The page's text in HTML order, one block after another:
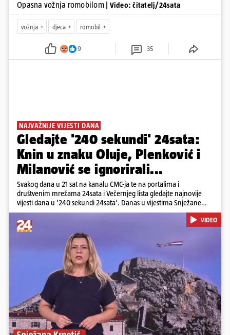
Opasna vožnja romobilom | Video: čitatelj/24sata
vožnja djeca romobil
9 35
NAJVAŽNIJE VIJESTI DANA
Gledajte '240 sekundi' 24sata:
Knin u znaku Oluje, Plenković i
Milanović se ignorirali...
Svakog dana u 21 sat na kanalu CMC-ja te na portalima i
društvenim mrežama 24sata i Večernjeg lista gledajte najnovije
vijesti dana u '240 sekundi 24sata'. Danas u vijestima Snježane
Krnetić: Hrvatska je obilježila 31. obljetnicu Oluje, a pažnju je
privuklo ignoriranje predsjednika Zorana Milanovića i premijera
Andreja Plenkovića u Kninu. Donosimo i detalje o većim
braniteljskim mirovinama, apelu obitelji Hrvata u komi u Irskoj,
upozorenjima nakon nove tragedije na električnom romobilu te
smanjenju proizvodnje u nuklearnoj elektrani Krško.
Pokretanje videa...
VIDEO